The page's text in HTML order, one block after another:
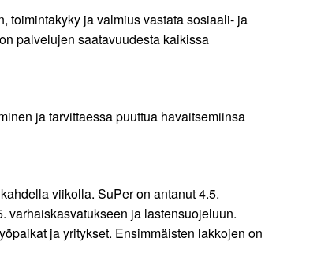
toimintakyky ja valmius vastata sosiaali- ja
palvelujen saatavuudesta kaikissa
ja tarvittaessa puuttua havaitsemiinsa
viikolla. SuPer on antanut 4.5.
varhaiskasvatukseen ja lastensuojeluun.
ja yritykset. Ensimmäisten lakkojen on